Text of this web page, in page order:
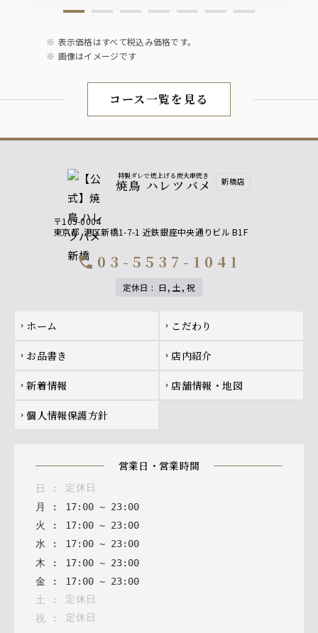
梅酒
ソフトドリンク
烏龍茶【冷・温】、りんごジュース
ジンジャーエール、ペプシコーラ
【焼酎】 神楽の舞（蕎麦）、 黒丸（芋）
【サワー】特上レモンサワー を含む飲み放題にグレード
アップできます！
【プレミアム飲み放題】果実酒
山崎蒸留所 蔵樽仕上げ梅酒
柚子酒
神楽の舞（蕎麦）、黒丸（芋）
【プレミアム飲み放題】サワー
特上レモンサワー、特上梅酢レモンサワー
【プレミアム飲み放題】日本酒
表示価格はすべて税込み価格です。
画像はイメージです
コース一覧を見る
特製ダレで焼上げる炭火串焼き
焼鳥 ハレツバメ 新橋店
〒105-0004
東京都 港区新橋1-7-1 近鉄銀座中央通りビル B1F
call 03-5537-1041
定休日 : 日, 土, 祝
Footer navigation
chevron_right ホーム chevron_right こだわり
chevron_right お品書き chevron_right 店内紹介
chevron_right 新着情報 chevron_right 店舗情報・地図
chevron_right 個人情報保護方針
営業日・営業時間
日 :
定休日
月
: 17: 00 ~ 23: 00
火
: 17: 00 ~ 23: 00
水 : 17: 00 ~ 23: 00
木 : 17: 00 ~ 23: 00
金 : 17: 00 ~ 23: 00
土
:
定休日
祝 : 定休日